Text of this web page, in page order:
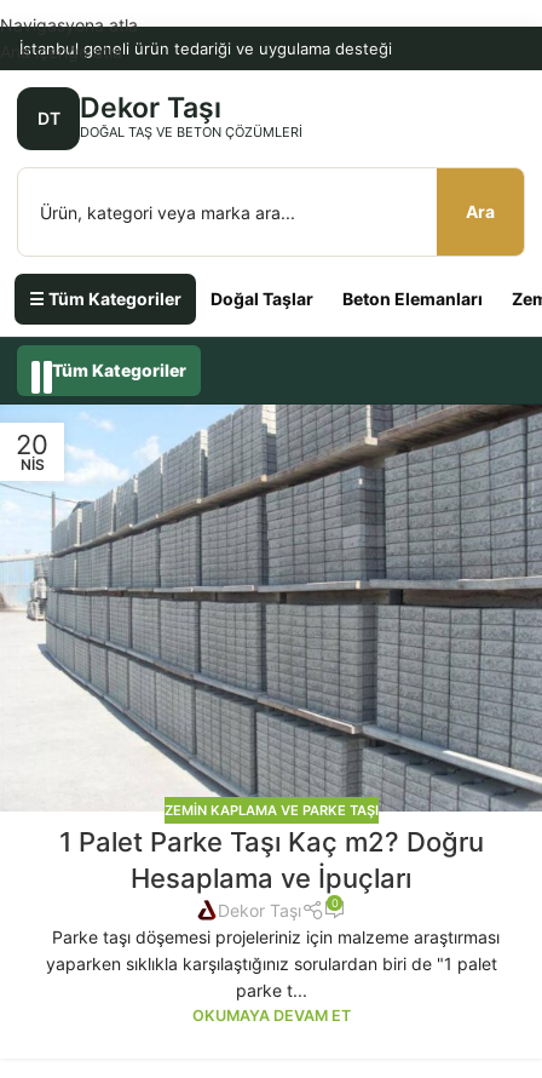
İstanbul geneli ürün tedariği ve uygulama desteği
DT Dekor Taşı
DOĞAL TAŞ VE BETON ÇÖZÜMLERI
Ara
☰ Tüm Kategoriler Doğal Taşlar Beton Elemanları
Navigasyona atla
Ana içeriğe atla
Tüm Kategoriler
20
NIS
ZEMIN KAPLAMA VE PARKE TAŞI
1 Palet Parke Taşı Kaç m2? Doğru
Hesaplama ve İpuçları
Dekor Taşı 0
Parke taşı döşemesi projeleriniz için malzeme araştırması
yaparken sıklıkla karşılaştığınız sorulardan biri de "1 palet
parke t...
OKUMAYA DEVAM ET